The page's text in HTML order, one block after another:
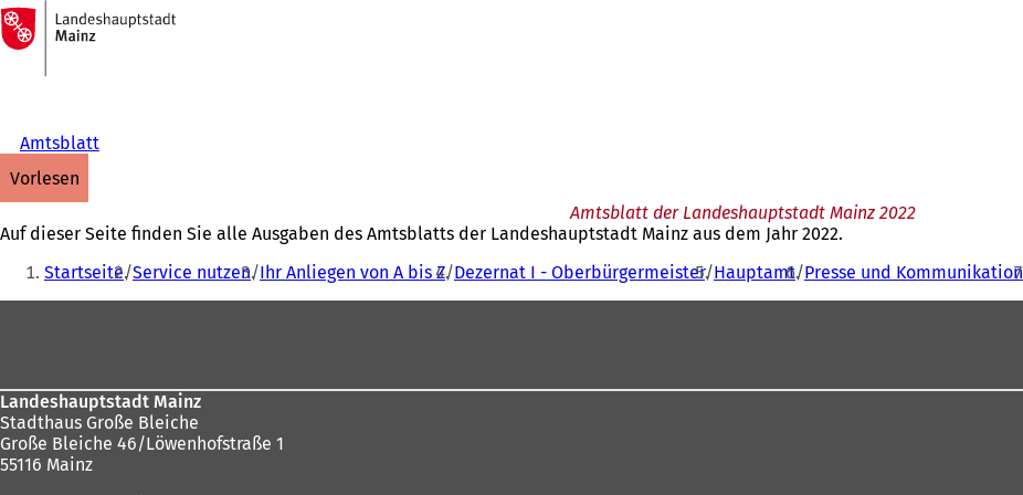
Inhalt anspringen
Zur
Startseite
Amtsblatt
vorlesen
Amtsblatt der Landeshauptstadt Mainz 2022
Auf dieser Seite finden Sie alle Ausgaben des Amtsblatts der Landeshauptstadt Mainz aus dem Jahr 2022.
Sie
befinden
Startseite Service nutzen Ihr Anliegen von A bis Z Dezernat I - Oberbürgermeister Hauptamt Presse und Kommunikation
Landeshauptstadt Mainz
Stadthaus Große Bleiche
Große Bleiche 46/Löwenhofstraße 1
55116 Mainz